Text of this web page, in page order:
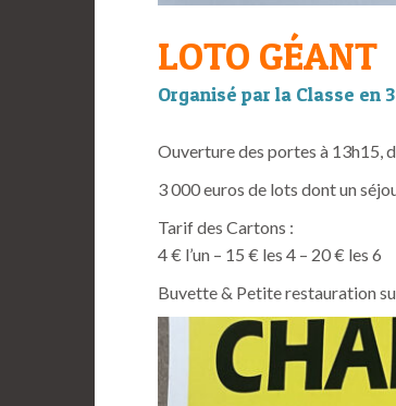
LOTO GÉANT
Organisé par la Classe en 3
Ouverture des portes à 13h15,
3 000 euros de lots dont un
Tarif des Cartons :
4 € l’un – 15 € les 4 – 20 € les 6
Buvette & Petite restauration